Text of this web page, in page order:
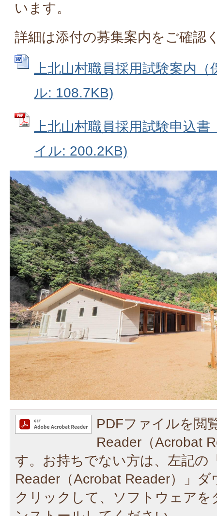
います。
詳細は添付の募集案内をご確認
上北山村職員採用試験案内（
ル: 108.7KB)
上北山村職員採用試験申込書
イル: 200.2KB)
PDFファイルを閲
Reader（Acrobat
す。お持ちでない方は、左記の
Reader（Acrobat Reader）」
クリックして、ソフトウェア